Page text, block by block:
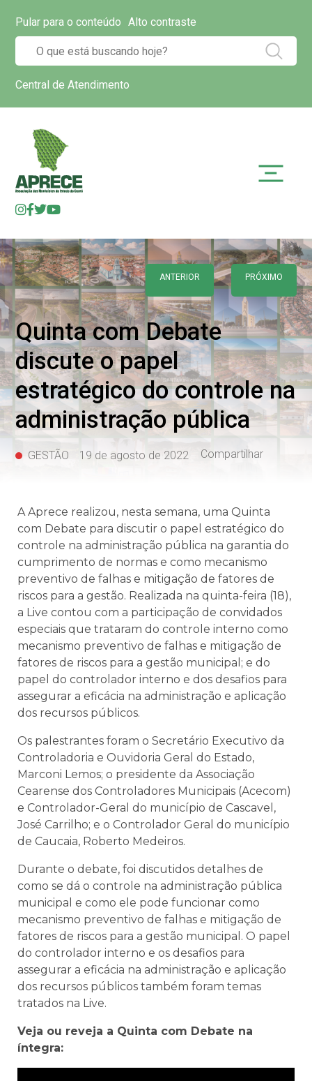
Pular para o conteúdo Alto contraste
Central de Atendimento
ANTERIOR PRÓXIMO
Quinta com Debate
discute o papel
estratégico do controle na
administração pública
GESTÃO 19 de agosto de 2022 Compartilhar
A Aprece realizou, nesta semana, uma Quinta
com Debate para discutir o papel estratégico do
controle na administração pública na garantia do
cumprimento de normas e como mecanismo
preventivo de falhas e mitigação de fatores de
riscos para a gestão. Realizada na quinta-feira (18),
a Live contou com a participação de convidados
especiais que trataram do controle interno como
mecanismo preventivo de falhas e mitigação de
fatores de riscos para a gestão municipal; e do
papel do controlador interno e dos desafios para
assegurar a eficácia na administração e aplicação
dos recursos públicos.
Os palestrantes foram o Secretário Executivo da
Controladoria e Ouvidoria Geral do Estado,
Marconi Lemos; o presidente da Associação
Cearense dos Controladores Municipais (Acecom)
e Controlador-Geral do município de Cascavel,
José Carrilho; e o Controlador Geral do município
de Caucaia, Roberto Medeiros.
Durante o debate, foi discutidos detalhes de
como se dá o controle na administração pública
municipal e como ele pode funcionar como
mecanismo preventivo de falhas e mitigação de
fatores de riscos para a gestão municipal. O papel
do controlador interno e os desafios para
assegurar a eficácia na administração e aplicação
dos recursos públicos também foram temas
tratados na Live.
Veja ou reveja a Quinta com Debate na
íntegra: